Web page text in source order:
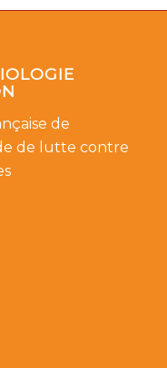
de
de lutte contre